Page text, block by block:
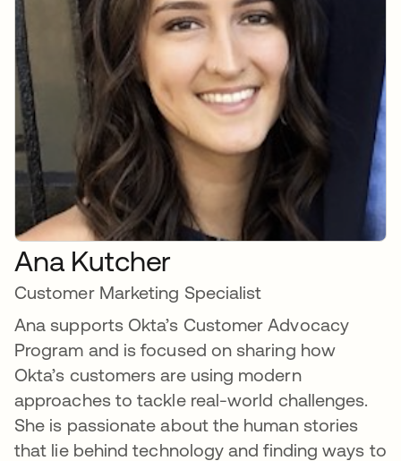
Ana Kutcher
Customer Marketing Specialist
Ana supports Okta’s Customer Advocacy
Program and is focused on sharing how
Okta’s customers are using modern
approaches to tackle real-world challenges.
She is passionate about the human stories
that lie behind technology and finding ways to